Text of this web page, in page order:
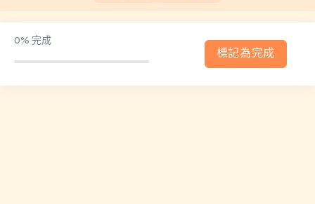
2026.04.25(六)小班輔導會議2
2026.05.08(五)小班輔導會議1
0% 完成
標記為完成